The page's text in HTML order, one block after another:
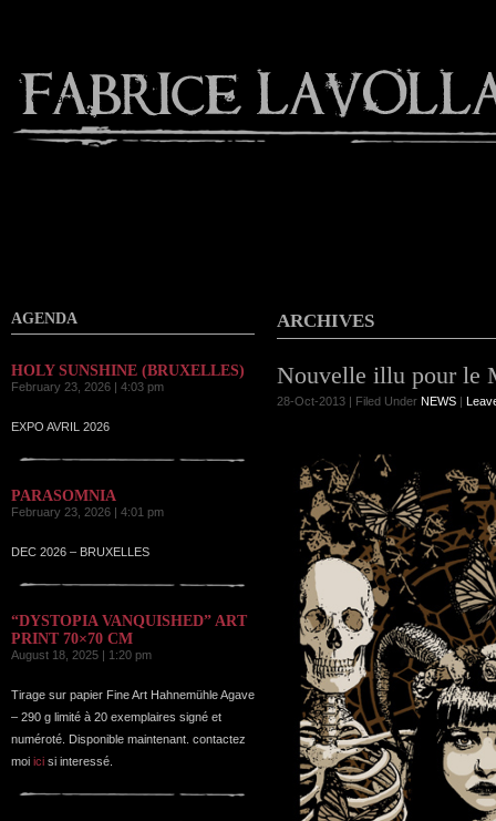
Contact
AGENDA
HOLY SUNSHINE (BRUXELLES)
February 23, 2026 | 4:03 pm
EXPO AVRIL 2026
PARASOMNIA
February 23, 2026 | 4:01 pm
DEC 2026 – BRUXELLES
“DYSTOPIA VANQUISHED” ART
PRINT 70×70 CM
August 18, 2025 | 1:20 pm
Tirage sur papier Fine Art Hahnemühle Agave
– 290 g limité à 20 exemplaires signé et
numéroté. Disponible maintenant. contactez
moi ici si interessé.
ARCHIVES
Nouvelle illu pour le
28-Oct-2013 | Filed Under NEWS |